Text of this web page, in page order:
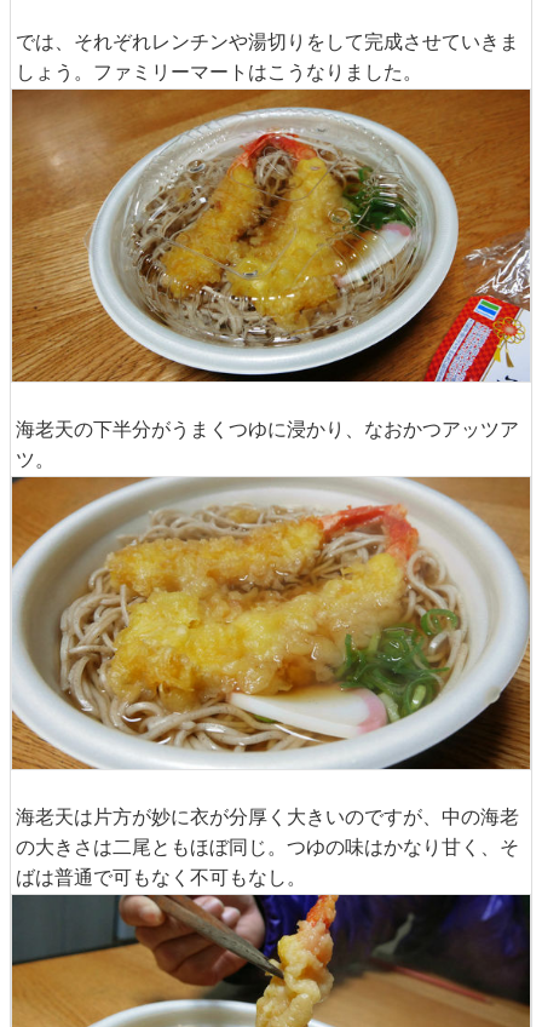
では、それぞれレンチンや湯切りをして完成させていきま
しょう。ファミリーマートはこうなりました。
海老天の下半分がうまくつゆに浸かり、なおかつアッツア
ツ。
海老天は片方が妙に衣が分厚く大きいのですが、中の海老
の大きさは二尾ともほぼ同じ。つゆの味はかなり甘く、そ
ばは普通で可もなく不可もなし。